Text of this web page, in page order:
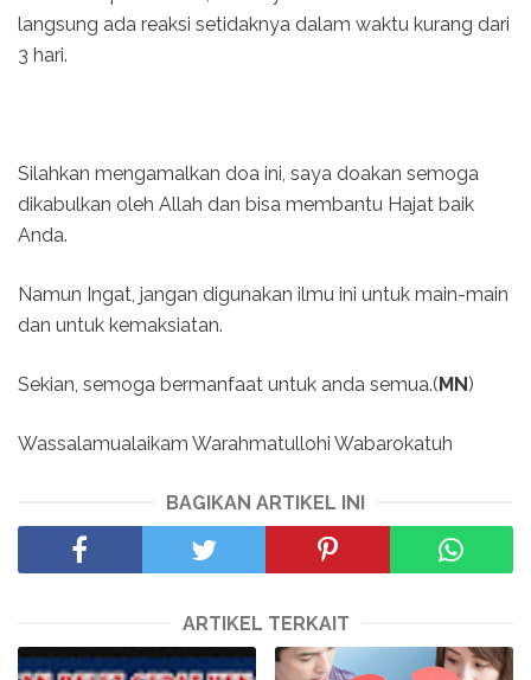
langsung ada reaksi setidaknya dalam waktu kurang dari
3 hari.
Silahkan mengamalkan doa ini, saya doakan semoga
dikabulkan oleh Allah dan bisa membantu Hajat baik
Anda.
Namun Ingat, jangan digunakan ilmu ini untuk main-main
dan untuk kemaksiatan.
Sekian, semoga bermanfaat untuk anda semua.(MN)
Wassalamualaikam Warahmatullohi Wabarokatuh
BAGIKAN ARTIKEL INI
ARTIKEL TERKAIT